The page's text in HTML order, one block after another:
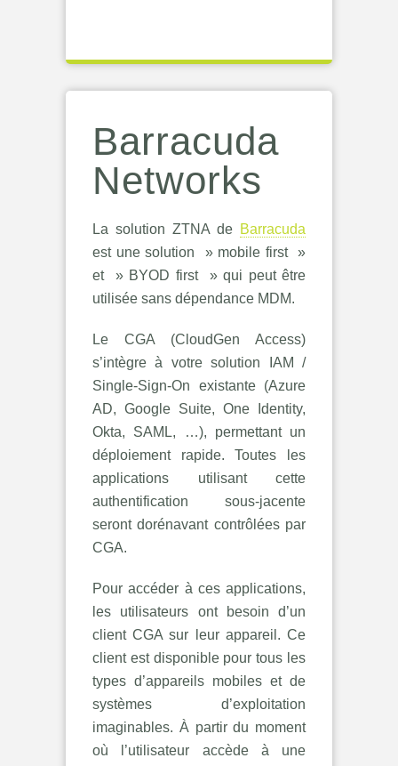
Barracuda
Networks
La solution ZTNA de Barracuda
est une solution » mobile first »
et » BYOD first » qui peut être
utilisée sans dépendance MDM.
Le CGA (CloudGen Access)
s’intègre à votre solution IAM /
Single-Sign-On existante (Azure
AD, Google Suite, One Identity,
Okta, SAML, …), permettant un
déploiement rapide. Toutes les
applications utilisant cette
authentification sous-jacente
seront dorénavant contrôlées par
CGA.
Pour accéder à ces applications,
les utilisateurs ont besoin d’un
client CGA sur leur appareil. Ce
client est disponible pour tous les
types d’appareils mobiles et de
systèmes d’exploitation
imaginables. À partir du moment
où l’utilisateur accède à une